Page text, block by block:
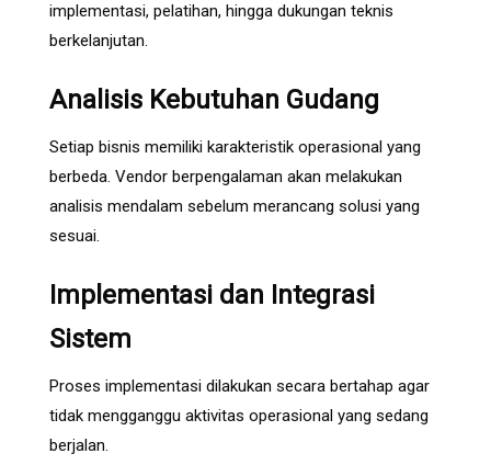
implementasi, pelatihan, hingga dukungan teknis
berkelanjutan.
Analisis Kebutuhan Gudang
Setiap bisnis memiliki karakteristik operasional yang
berbeda. Vendor berpengalaman akan melakukan
analisis mendalam sebelum merancang solusi yang
sesuai.
Implementasi dan Integrasi
Sistem
Proses implementasi dilakukan secara bertahap agar
tidak mengganggu aktivitas operasional yang sedang
berjalan.